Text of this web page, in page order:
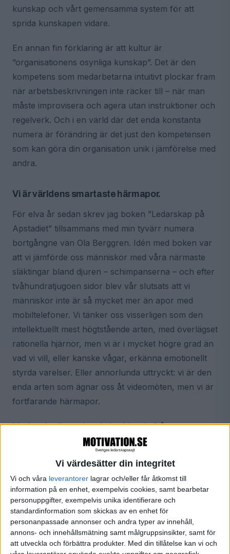
Vi värdesätter din integritet
Vi och våra leverantorer lagrar och/eller får åtkomst till
information på en enhet, exempelvis cookies, samt bearbetar
personuppgifter, exempelvis unika identifierare och
standardinformation som skickas av en enhet för
personanpassade annonser och andra typer av innehåll,
annons- och innehållsmätning samt målgruppsinsikter, samt för
att utveckla och förbättra produkter. Med din tillåtelse kan vi och
kunskap och vårt gemensamma system för att
sprida kunskapen vidare.
En annan fin förklaring är att kultur är
”organisationens osynliga kunskap”. Det är den
kompetens som medarbetarna intuitivt plockar fram
när arbetsbeskrivningen inte räcker till – när man
måste improvisera och agera utan instruktioner och
regelverk. Och i en värld där det enda konstanta
numera är förändring är det just den kompetensen
som kan göra din organisation unik i jämförelse med
andra.
Vi är världens smartaste härmapor.
För elva år sedan skrev jag boken ”Ledarskap på
Apstadiet” tillsammans med min tyvärr numera
bortgångne vän Ola Berggren. Idén med boken var
att vi jämförde oss människor med våra närmaste
släktingar bland djuren – schimpanserna – och efter
tvåhundratjugoen sidor blev vår slutsats att vi
människor inte är så mycket mer än apor med
mobiltelefoner. Vi tänker oss visserligen som den
intellektuellt mest högtstående arten, med överlägset
rationella hjärnor, men vi är i mycket högre grad än
vad vi vill, eller kanske vågar, erkänna emotionellt
styrda varelser. Eller annorlunda uttryckt: vi är den
enda arten som ägnar oss åt videomöten, men vi är
fortfarande härmapor.
I boken berättar vi en kulturhistoria från apornas
värld. Historien utspelar sig för drygt 60 år sedan på
den japanska ön Koshima där en stor makakflock
hade, och fortfarande har, sin boplats. Där och då
var det en ung makak-hona som plötsligt bröt en
sedvana på ett vad man skulle kunna kalla
makakmakabert sätt. Hon började nämligen skölja
sin mat innan hon åt den!
En vacker dag tog denna unga hona, i en stundens